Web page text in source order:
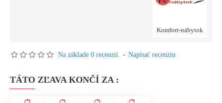
Komfort-nábytok
Na základe 0 recenzií. - Napísať recenziu
TÁTO ZĽAVA KONČÍ ZA :